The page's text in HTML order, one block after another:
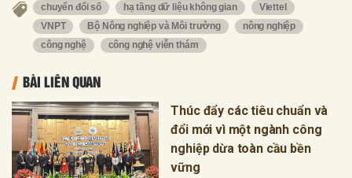
chuyển đổi số hạ tầng dữ liệu không gian
Viettel
VNPT
Bộ Nông nghiệp và Môi trường
nông nghiệp
công nghệ
công nghệ viễn thám
BÀI LIÊN QUAN
Thúc đẩy các tiêu chuẩn và
đổi mới vì một ngành công
nghiệp dừa toàn cầu bền
vững